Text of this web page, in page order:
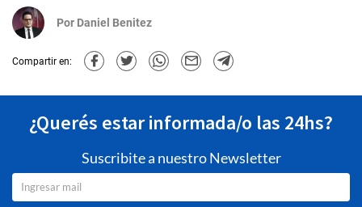
Por Daniel Benitez
Compartir en:
¿Querés estar informada/o las 24hs?
Suscribite a nuestro Newsletter